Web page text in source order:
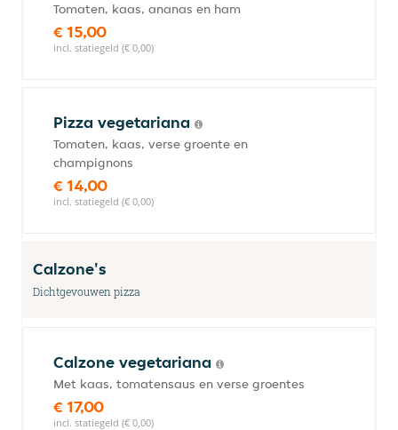
Tomaten, kaas, ananas en ham
€ 15,00
incl. statiegeld (€ 0,00)
Pizza vegetariana
Tomaten, kaas, verse groente en
champignons
€ 14,00
incl. statiegeld (€ 0,00)
Calzone's
Dichtgevouwen pizza
Calzone vegetariana
Met kaas, tomatensaus en verse groentes
€ 17,00
incl. statiegeld (€ 0,00)